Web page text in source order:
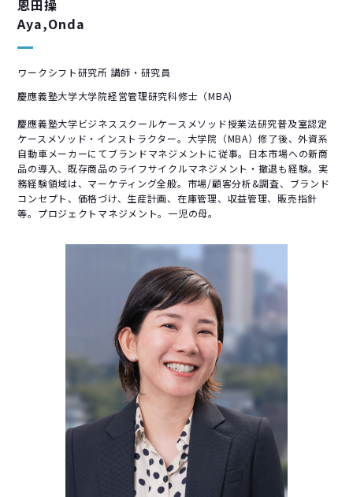
恩田操
Aya,Onda
ワークシフト研究所 講師・研究員
慶應義塾大学大学院経営管理研究科修士（MBA)
慶應義塾大学ビジネススクールケースメソッド授業法研究普及室認定
ケースメソッド・インストラクター。大学院（MBA）修了後、外資系
自動車メーカーにてブランドマネジメントに従事。日本市場への新商
品の導入、既存商品のライフサイクルマネジメント・撤退も経験。実
務経験領域は、マーケティング全般。市場/顧客分析&調査、ブランド
コンセプト、価格づけ、生産計画、在庫管理、収益管理、販売指針
等。プロジェクトマネジメント。一児の母。